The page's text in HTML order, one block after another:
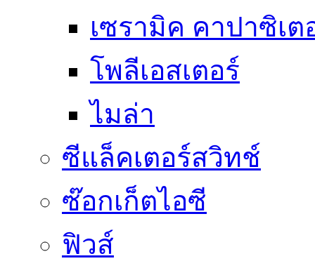
เซรามิค คาปาซิเต
โพลีเอสเตอร์
ไมล่า
ซีแล็คเตอร์สวิทช์
ซ๊อกเก็ตไอซี
ฟิวส์